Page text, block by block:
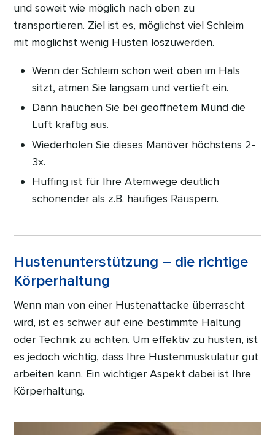
und soweit wie möglich nach oben zu
transportieren. Ziel ist es, möglichst viel Schleim
mit möglichst wenig Husten loszuwerden.
Wenn der Schleim schon weit oben im Hals
sitzt, atmen Sie langsam und vertieft ein.
Dann hauchen Sie bei geöffnetem Mund die
Luft kräftig aus.
Wiederholen Sie dieses Manöver höchstens 2-
3x.
Huffing ist für Ihre Atemwege deutlich
schonender als z.B. häufiges Räuspern.
Hustenunterstützung – die richtige
Körperhaltung
Wenn man von einer Hustenattacke überrascht
wird, ist es schwer auf eine bestimmte Haltung
oder Technik zu achten. Um effektiv zu husten, ist
es jedoch wichtig, dass Ihre Hustenmuskulatur gut
arbeiten kann. Ein wichtiger Aspekt dabei ist Ihre
Körperhaltung.